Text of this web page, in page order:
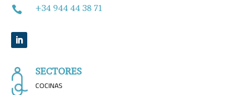
 +34 944 44 38 71
SECTORES
COCINAS